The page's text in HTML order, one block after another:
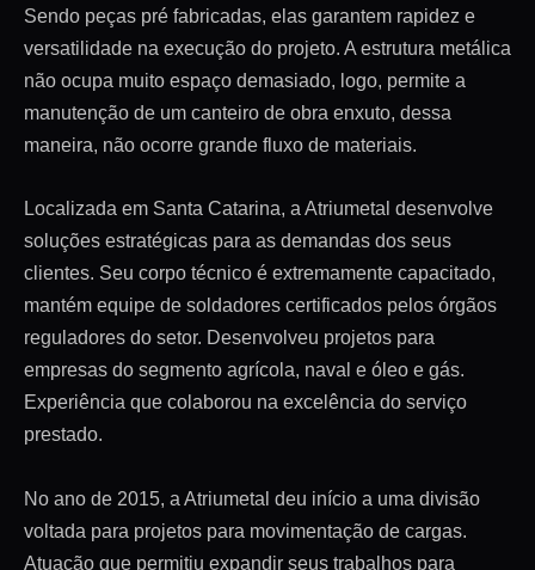
Sendo peças pré fabricadas, elas garantem rapidez e
versatilidade na execução do projeto. A estrutura metálica
não ocupa muito espaço demasiado, logo, permite a
manutenção de um canteiro de obra enxuto, dessa
maneira, não ocorre grande fluxo de materiais.
Localizada em Santa Catarina, a Atriumetal desenvolve
soluções estratégicas para as demandas dos seus
clientes. Seu corpo técnico é extremamente capacitado,
mantém equipe de soldadores certificados pelos órgãos
reguladores do setor. Desenvolveu projetos para
empresas do segmento agrícola, naval e óleo e gás.
Experiência que colaborou na excelência do serviço
prestado.
No ano de 2015, a Atriumetal deu início a uma divisão
voltada para projetos para movimentação de cargas.
Atuação que permitiu expandir seus trabalhos para